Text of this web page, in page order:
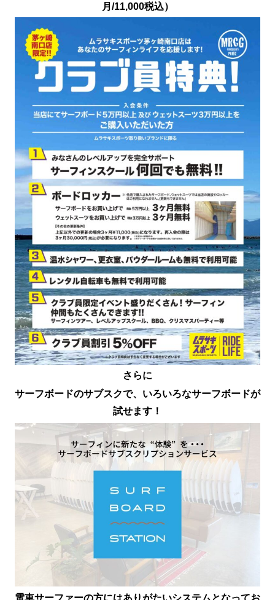
月/11,000税込）
さらに
サーフボードのサブスクで、いろいろなサーフボードが
試せます！